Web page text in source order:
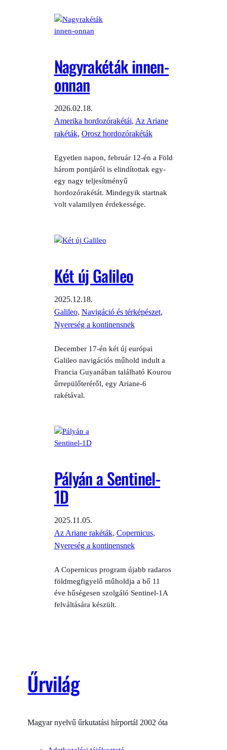
Nagyrakéták innen-
onnan
2026.02.18.
Amerika hordozórakétái, Az Ariane
rakéták, Orosz hordozórakéták
Egyetlen napon, február 12-én a Föld
három pontjáról is elindítottak egy-
egy nagy teljesítményű
hordozórakétát. Mindegyik startnak
volt valamilyen érdekessége.
Két új Galileo
2025.12.18.
Galileo, Navigáció és térképészet
Nyereség a kontinensnek
December 17-én két új európai
Galileo navigációs műhold indult a
Francia Guyanában található Kourou
űrrepülőteréről, egy Ariane-6
rakétával.
Pályán a Sentinel-
1D
2025.11.05.
Az Ariane rakéták, Copernicus
Nyereség a kontinensnek
A Copernicus program újabb radaros
földmegfigyelő műholdja a bő 11
éve hűségesen szolgáló Sentinel-1A
felváltására készült.
Űrvilág
Magyar nyelvű űrkutatási hírportál 2002 óta